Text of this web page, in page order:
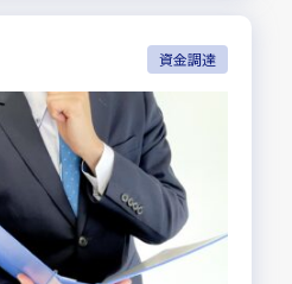
資金調達